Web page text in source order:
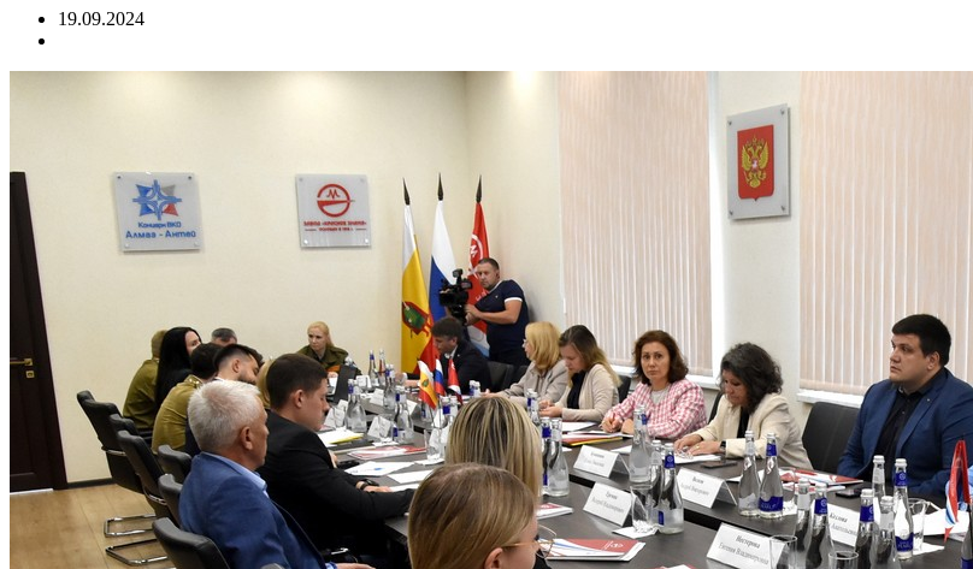
19.09.2024